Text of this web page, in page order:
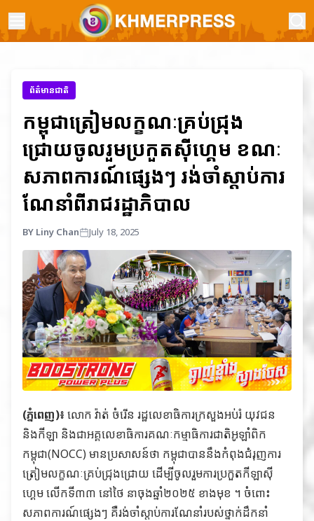
ព័ត៌មានជាតិ
កម្ពុជាត្រៀមលក្ខណៈគ្រប់ជ្រុង
ជ្រោយចូលរួមប្រកួតស៊ីហ្គេម ខណៈ
សភាពការណ៍ផ្សេងៗ រង់ចាំស្ដាប់ការ
ណែនាំពីរាជរដ្ឋាភិបាល
BY Liny Chan July 18, 2025
(ភ្នំពេញ)៖ លោក វ៉ាត់ ចំរើន រដ្ឋលេខាធិការក្រសួងអប់រំ យុវជន
និងកីឡា និងជាអគ្គលេខាធិការគណៈកម្មាធិការជាតិអូឡាំពិក
កម្ពុជា(NOCC) មានប្រសាសន៍ថា កម្ពុជាបាននឹងកំពុងជំរុញការ
ត្រៀមលក្ខណៈគ្រប់ជ្រុងជ្រោយ ដើម្បីចូលរួមការប្រកួតកីឡាស៊ី
ហ្គេម លើកទី៣៣ នៅថៃ នាចុងឆ្នាំ២០២៥ ខាងមុខ ។ ចំពោះ
សភាពការណ៍ផ្សេងៗ គឺរង់ចាំស្ដាប់ការណែនាំរបស់ថ្នាក់ដឹកនាំ